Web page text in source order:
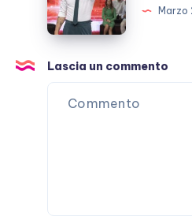
Martino
e
vizio
di
attaccarlo
Marzo
Lascia un commento